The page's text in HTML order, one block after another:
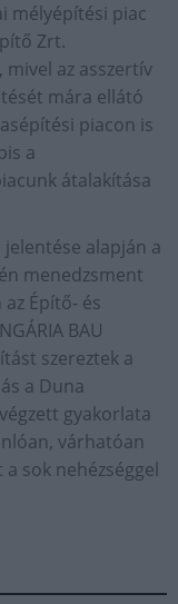
mélyépítési piac
Zrt.
mivel az asszertív
mára ellátó
piacon is
a
átalakítása
jelentése alapján a
menedzsment
Építő- és
BAU
szereztek a
a Duna
gyakorlata
várhatóan
sok nehézséggel